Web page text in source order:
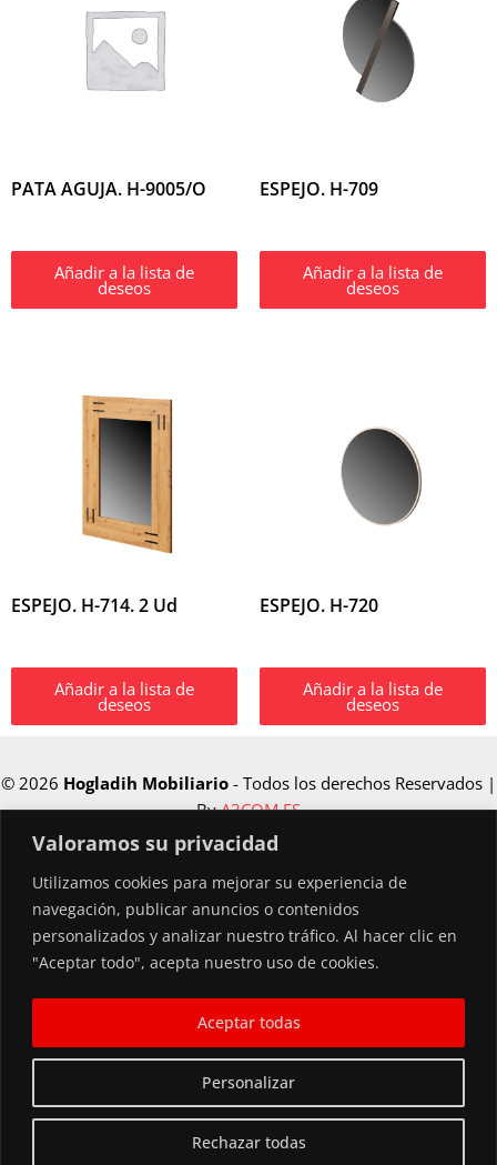
Valoramos su privacidad
Utilizamos cookies para mejorar su experiencia de
navegación, publicar anuncios o contenidos
personalizados y analizar nuestro tráfico. Al hacer clic en
"Aceptar todo", acepta nuestro uso de cookies.
Personalizar
Rechazar todas
Aceptar todas
PATA AGUJA. H-9005/O
Añadir a la lista de
deseos
ESPEJO. H-709
Añadir a la lista de
deseos
ESPEJO. H-714. 2 Ud
Añadir a la lista de
deseos
ESPEJO. H-720
Añadir a la lista de
deseos
© 2026 Hogladih Mobiliario - Todos los derechos Reservados |
ByA3COM.ES
Financiado por la Unión Europea –
NextGenerationEU